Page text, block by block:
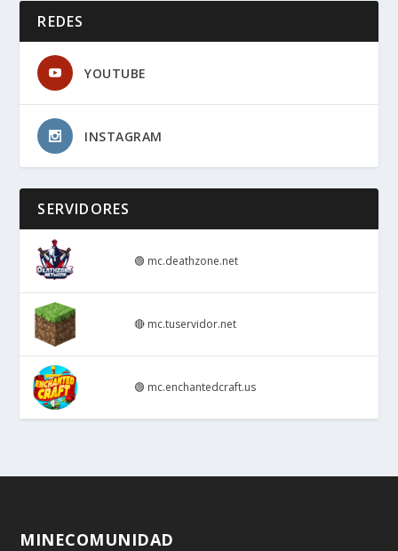
REDES
YOUTUBE
INSTAGRAM
SERVIDORES
🟢 mc.deathzone.net
🔴 mc.tuservidor.net
🟢 mc.enchantedcraft.us
MINECOMUNIDAD